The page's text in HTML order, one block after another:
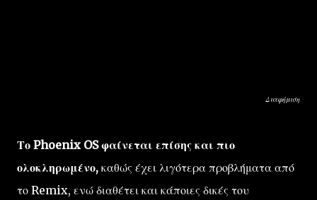
Διαφήμιση
Το Phoenix OS φαίνεται επίσης και πιο
ολοκληρωμένο, καθώς έχει λιγότερα προβλήματα από
το Remix, ενώ διαθέτει και κάποιες δικές του